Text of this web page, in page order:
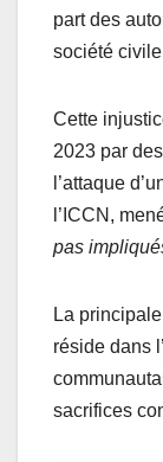
part des
société
Cette
2023 par
l’attaque
l’ICCN,
pas
La
réside dans
sacrifices